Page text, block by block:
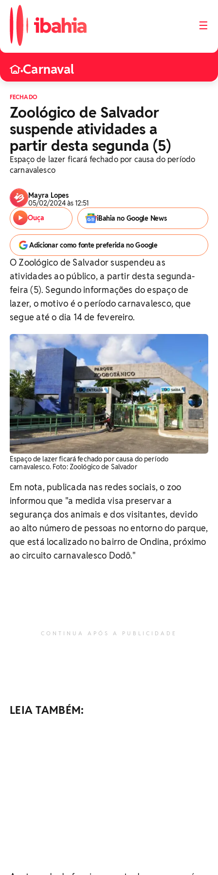
☰
•Carnaval
FECHADO
Zoológico de Salvador
suspende atividades a
partir desta segunda (5)
Espaço de lazer ficará fechado por causa do período
carnavalesco
Mayra Lopes
05/02/2024 às 12:51
Ouça
iBahia no Google News
Adicionar como fonte preferida no Google
O Zoológico de Salvador suspendeu as
atividades ao público, a partir desta segunda-
feira (5). Segundo informações do espaço de
lazer, o motivo é o período carnavalesco, que
segue até o dia 14 de fevereiro.
Espaço de lazer ficará fechado por causa do período
carnavalesco. Foto: Zoológico de Salvador
Em nota, publicada nas redes sociais, o zoo
informou que "a medida visa preservar a
segurança dos animais e dos visitantes, devido
ao alto número de pessoas no entorno do parque,
que está localizado no bairro de Ondina, próximo
ao circuito carnavalesco Dodô."
CONTINUA APÓS A PUBLICIDADE
LEIA TAMBÉM: